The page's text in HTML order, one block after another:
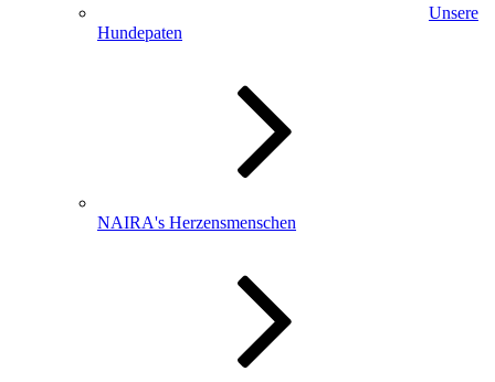
Unsere
Hundepaten
NAIRA's Herzensmenschen